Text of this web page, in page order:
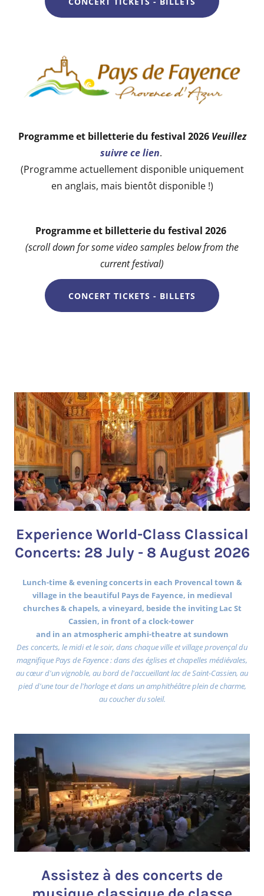
Programme et billetterie du festival 2026 Veuillez
suivre ce lien.
(Programme actuellement disponible uniquement
en anglais, mais bientôt disponible !)
Programme et billetterie du festival 2026
(scroll down for some video samples below from the
current festival)
CONCERT TICKETS - BILLETS
Experience World-Class Classical
Concerts: 28 July - 8 August 2026
Lunch-time & evening concerts in each Provencal town &
village in the beautiful Pays de Fayence, in medieval
churches & chapels, a vineyard, beside the inviting Lac St
Cassien, in front of a clock-tower
and in an atmospheric amphi-theatre at sundown
Des concerts, le midi et le soir, dans chaque ville et village provençal du
magnifique Pays de Fayence : dans des églises et chapelles médiévales,
au cœur d'un vignoble, au bord de l'accueillant lac de Saint-Cassien, au
pied d'une tour de l'horloge et dans un amphithéâtre plein de charme,
au coucher du soleil.
Assistez à des concerts de